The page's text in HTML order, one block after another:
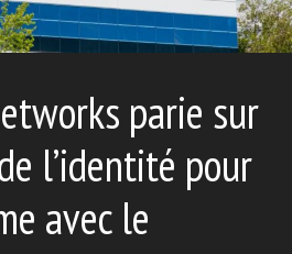
parie sur
l’identité pour
avec le